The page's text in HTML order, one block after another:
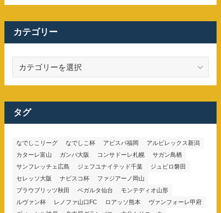
カテゴリー
ゴ
ー
タグ
なでしこリーグ なでしこ杯 アビスパ福岡
アルビレックス新潟
カターレ富山
ガンバ大阪 コンサドーレ札幌
サガン鳥栖
サンフレッチェ広島
ジェフユナイテッド千葉
ジュビロ磐田
セレッソ大阪
ナビスコ杯
ファジアーノ岡山
ブラウブリッツ秋田
ベガルタ仙台
モンテディオ山形
ルヴァン杯
レノファ山口FC ロアッソ熊本
ヴァンフォーレ甲府